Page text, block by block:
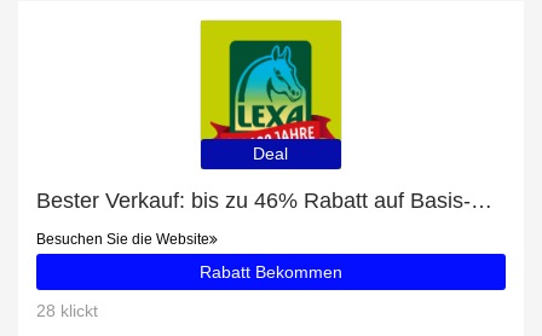
Deal
Bester Verkauf: bis zu 46% Rabatt auf Basis-Mineral
Besuchen Sie die Website
Rabatt Bekommen
28 klickt